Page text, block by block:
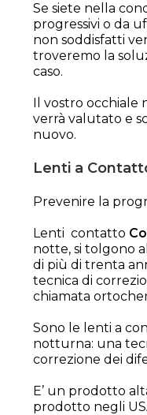
Se siete nella
progressivi o da
non soddisfatti
troveremo la
caso.
Il vostro occhiale
verrà valutato e
nuovo.
Lenti a
Prevenire la
Lenti contatto
notte, si tolgono
di più di trenta
tecnica di
chiamata
Sono le lenti a
notturna: una
correzione dei
E’ un prodotto
prodotto negli